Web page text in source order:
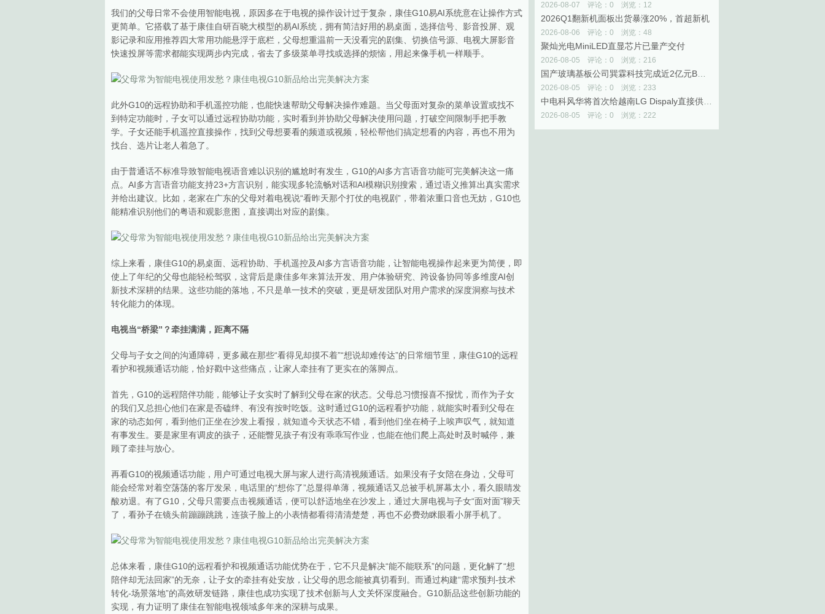
我们的父母日常不会使用智能电视，原因多在于电视的操作设计过于复杂，康佳G10易AI系统意在让操作方式
更简单。它搭载了基于康佳自研百晓大模型的易AI系统，拥有简洁好用的易桌面，选择信号、影音投屏、观
影记录和应用推荐四大常用功能悬浮于底栏，父母想重温前一天没看完的剧集、切换信号源、电视大屏影音
快速投屏等需求都能实现两步内完成，省去了多级菜单寻找或选择的烦恼，用起来像手机一样顺手。
此外G10的远程协助和手机遥控功能，也能快速帮助父母解决操作难题。当父母面对复杂的菜单设置或找不
到特定功能时，子女可以通过远程协助功能，实时看到并协助父母解决使用问题，打破空间限制手把手教
学。子女还能手机遥控直接操作，找到父母想要看的频道或视频，轻松帮他们搞定想看的内容，再也不用为
找台、选片让老人着急了。
由于普通话不标准导致智能电视语音难以识别的尴尬时有发生，G10的AI多方言语音功能可完美解决这一痛
点。AI多方言语音功能支持23+方言识别，能实现多轮流畅对话和AI模糊识别搜索，通过语义推算出真实需求
并给出建议。比如，老家在广东的父母对着电视说“看昨天那个打仗的电视剧”，带着浓重口音也无妨，G10也
能精准识别他们的粤语和观影意图，直接调出对应的剧集。
综上来看，康佳G10的易桌面、远程协助、手机遥控及AI多方言语音功能，让智能电视操作起来更为简便，即
使上了年纪的父母也能轻松驾驭，这背后是康佳多年来算法开发、用户体验研究、跨设备协同等多维度AI创
新技术深耕的结果。这些功能的落地，不只是单一技术的突破，更是研发团队对用户需求的深度洞察与技术
转化能力的体现。
电视当“桥梁”？牵挂满满，距离不隔
父母与子女之间的沟通障碍，更多藏在那些“看得见却摸不着”“想说却难传达”的日常细节里，康佳G10的远程
看护和视频通话功能，恰好戳中这些痛点，让家人牵挂有了更实在的落脚点。
首先，G10的远程陪伴功能，能够让子女实时了解到父母在家的状态。父母总习惯报喜不报忧，而作为子女
的我们又总担心他们在家是否磕绊、有没有按时吃饭。这时通过G10的远程看护功能，就能实时看到父母在
家的动态如何，看到他们正坐在沙发上看报，就知道今天状态不错，看到他们坐在椅子上唉声叹气，就知道
有事发生。要是家里有调皮的孩子，还能瞥见孩子有没有乖乖写作业，也能在他们爬上高处时及时喊停，兼
顾了牵挂与放心。
再看G10的视频通话功能，用户可通过电视大屏与家人进行高清视频通话。如果没有子女陪在身边，父母可
能会经常对着空荡荡的客厅发呆，电话里的“想你了”总显得单薄，视频通话又总被手机屏幕太小，看久眼睛发
酸劝退。有了G10，父母只需要点击视频通话，便可以舒适地坐在沙发上，通过大屏电视与子女“面对面”聊天
了，看孙子在镜头前蹦蹦跳跳，连孩子脸上的小表情都看得清清楚楚，再也不必费劲眯眼看小屏手机了。
总体来看，康佳G10的远程看护和视频通话功能优势在于，它不只是解决“能不能联系”的问题，更化解了“想
陪伴却无法回家”的无奈，让子女的牵挂有处安放，让父母的思念能被真切看到。而通过构建“需求预判-技术
转化-场景落地”的高效研发链路，康佳也成功实现了技术创新与人文关怀深度融合。G10新品这些创新功能的
实现，有力证明了康佳在智能电视领域多年来的深耕与成果。
2026-08-07 评论：0 浏览：12
2026Q1翻新机面板出货暴涨20%，首超新机
2026-08-06 评论：0 浏览：48
聚灿光电MiniLED直显芯片已量产交付
2026-08-05 评论：0 浏览：216
2026-08-05 评论：0 浏览：233
2026-08-05 评论：0 浏览：222